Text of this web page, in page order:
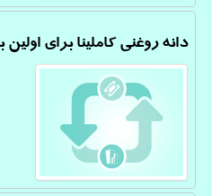
دانه روغنی كاملینا برای